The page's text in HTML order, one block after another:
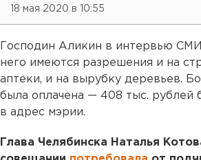
18 мая 2020 в 10:55
Господин Аликин в интервью
него имеются разрешения и на
аптеки, и на вырубку деревьев.
была оплачена — 408 тыс. рублей
в адрес мэрии.
Глава Челябинска Наталья